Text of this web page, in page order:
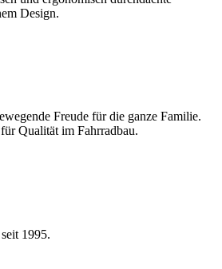
Design.
Freude für die ganze Familie.
Qualität im Fahrradbau.
1995.